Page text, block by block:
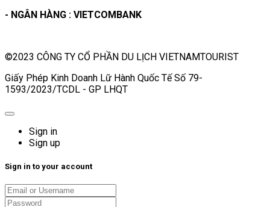
- NGÂN HÀNG : VIETCOMBANK
©2023 CÔNG TY CỔ PHẦN DU LỊCH VIETNAMTOURIST
Giấy Phép Kinh Doanh Lữ Hành Quốc Tế Số 79-
1593/2023/TCDL - GP LHQT
Sign in
Sign up
Sign in to your account